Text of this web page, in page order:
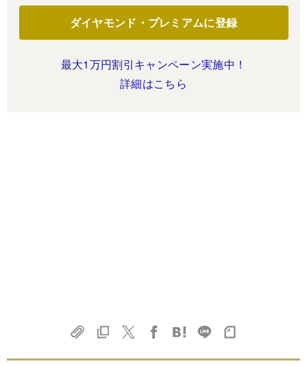
ダイヤモンド・プレミアムに登録
最大1万円割引キャンペーン実施中！
詳細はこちら